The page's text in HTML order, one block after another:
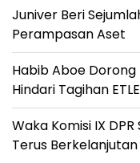
Juniver Beri
Perampasan Aset
Habib Aboe
Hindari Tagihan
Waka Komisi IX
Terus Berkelanjutan